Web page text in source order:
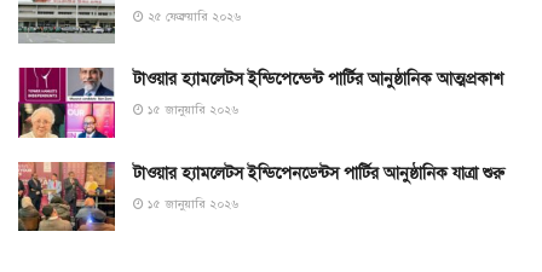
২৫ ফেব্রুয়ারি ২০২৬
টাওয়ার হ্যামলেটস ইন্ডিপেন্ডেন্ট পার্টির আনুষ্ঠানিক আত্মপ্রকাশ
১৫ জানুয়ারি ২০২৬
টাওয়ার হ্যামলেটস ইন্ডিপেনডেন্টস পার্টির আনুষ্ঠানিক যাত্রা শুরু
১৫ জানুয়ারি ২০২৬